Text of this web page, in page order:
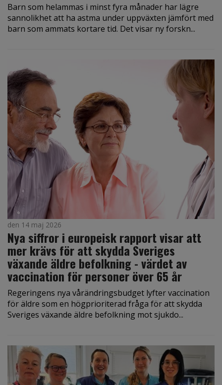
Barn som helammas i minst fyra månader har lägre
sannolikhet att ha astma under uppväxten jämfört med
barn som ammats kortare tid. Det visar ny forskn...
den 14 maj 2026
Nya siffror i europeisk rapport visar att
mer krävs för att skydda Sveriges
växande äldre befolkning - värdet av
vaccination för personer över 65 år
Regeringens nya vårändringsbudget lyfter vaccination
för äldre som en högprioriterad fråga för att skydda
Sveriges växande äldre befolkning mot sjukdo...